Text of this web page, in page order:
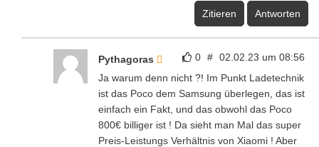
Zitieren Antworten
0 # 02.02.23 um 08:56
Pythagoras
Ja warum denn nicht ?! Im Punkt Ladetechnik
ist das Poco dem Samsung überlegen, das ist
einfach ein Fakt, und das obwohl das Poco
800€ billiger ist ! Da sieht man Mal das super
Preis-Leistungs Verhältnis von Xiaomi ! Aber